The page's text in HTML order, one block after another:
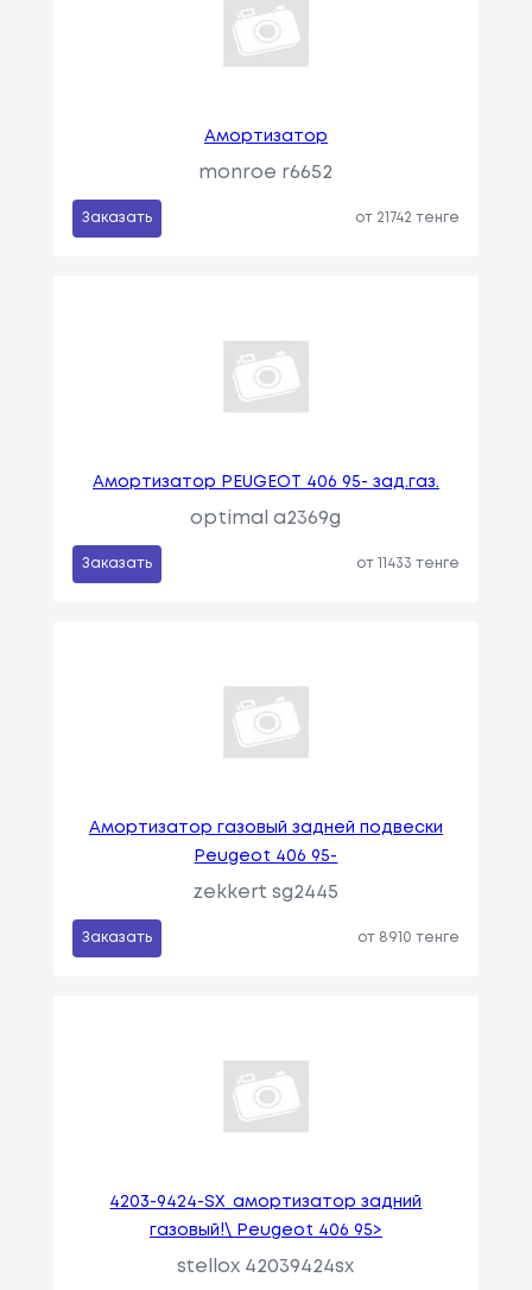
Амортизатор
monroe r6652
Заказать от 21742 тенге
Амортизатор PEUGEOT 406 95- зад.газ.
optimal a2369g
Заказать от 11433 тенге
Амортизатор газовый задней подвески
Peugeot 406 95-
zekkert sg2445
Заказать от 8910 тенге
4203-9424-SX_амортизатор задний
газовый!\ Peugeot 406 95>
stellox 42039424sx